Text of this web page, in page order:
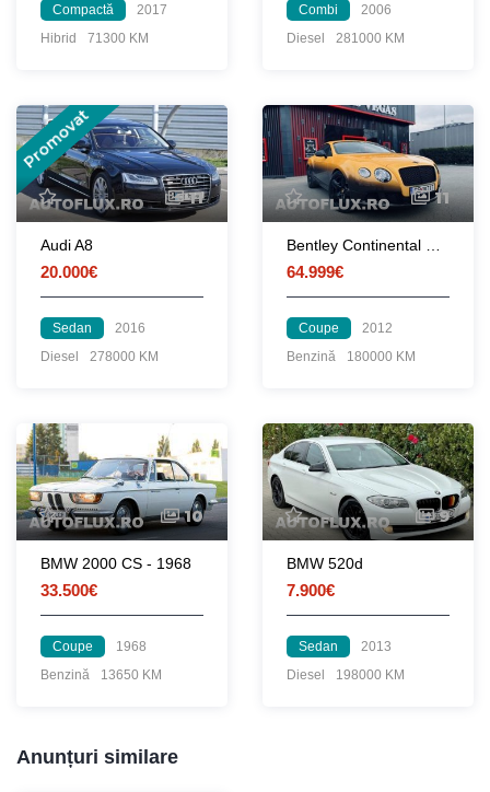
Compactă
2017
Hibrid
71300 KM
Combi
2006
Diesel
281000 KM
Promovat
11
Audi A8
20.000€
Sedan
2016
Diesel
278000 KM
11
64.999€
Coupe
2012
Benzină
180000 KM
10
BMW 2000 CS - 1968
33.500€
Coupe
1968
Benzină
13650 KM
9
BMW 520d
7.900€
Sedan
2013
Diesel
198000 KM
Anunțuri similare